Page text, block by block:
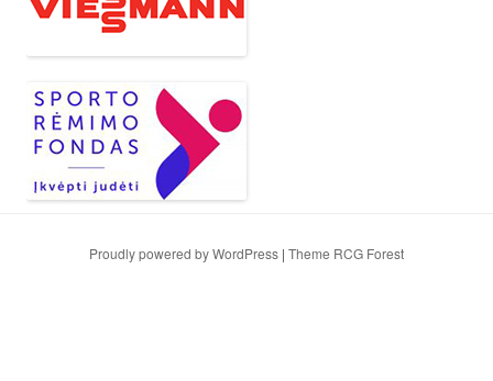
Proudly powered by WordPress | Theme RCG Forest